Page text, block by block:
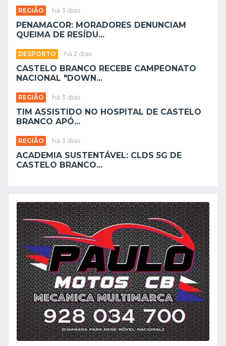
REGIÃO há 3 dias
PENAMACOR: MORADORES DENUNCIAM
QUEIMA DE RESÍDU...
DESPORTO há 2 dias
CASTELO BRANCO RECEBE CAMPEONATO
NACIONAL "DOWN...
REGIÃO há 3 dias
TIM ASSISTIDO NO HOSPITAL DE CASTELO
BRANCO APÓ...
REGIÃO há 3 dias
ACADEMIA SUSTENTÁVEL: CLDS 5G DE
CASTELO BRANCO...